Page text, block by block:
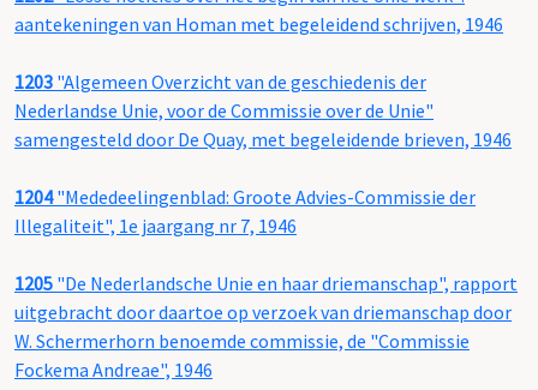
aantekeningen van Homan met begeleidend schrijven, 1946
1203 "Algemeen Overzicht van de geschiedenis der
Nederlandse Unie, voor de Commissie over de Unie"
samengesteld door De Quay, met begeleidende brieven, 1946
1204"Mededeelingenblad: Groote Advies-Commissie der
Illegaliteit", 1e jaargang nr 7, 1946
1205 "De Nederlandsche Unie en haar driemanschap", rapport
uitgebracht door daartoe op verzoek van driemanschap door
W. Schermerhorn benoemde commissie, de "Commissie
Fockema Andreae", 1946